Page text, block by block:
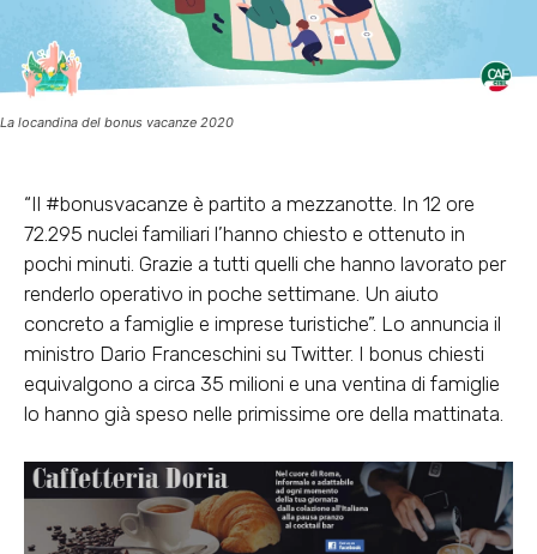
La locandina del bonus vacanze 2020
“Il #bonusvacanze è partito a mezzanotte. In 12 ore
72.295 nuclei familiari l’hanno chiesto e ottenuto in
pochi minuti. Grazie a tutti quelli che hanno lavorato per
renderlo operativo in poche settimane. Un aiuto
concreto a famiglie e imprese turistiche”. Lo annuncia il
ministro Dario Franceschini su Twitter. I bonus chiesti
equivalgono a circa 35 milioni e una ventina di famiglie
lo hanno già speso nelle primissime ore della mattinata.